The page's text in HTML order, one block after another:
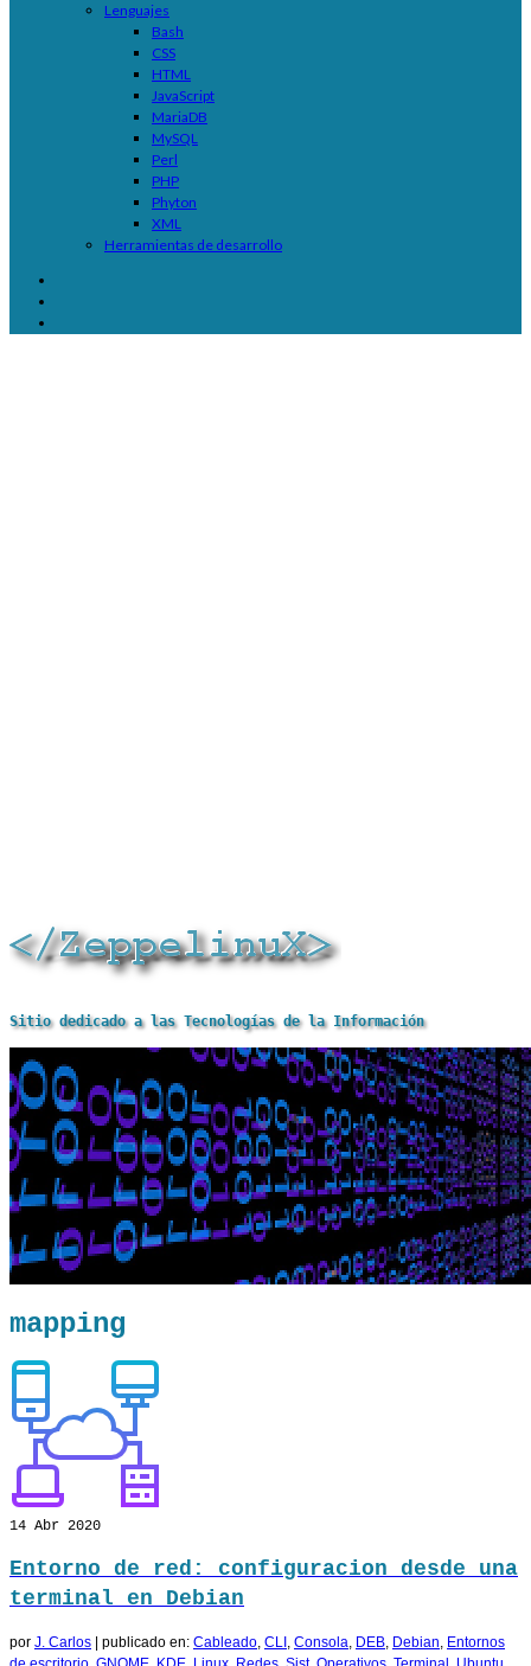
Lenguajes
Bash
CSS
HTML
JavaScript
MariaDB
MySQL
Perl
PHP
Phyton
XML
Herramientas de desarrollo
Sitio dedicado a las Tecnologías de la Información
mapping
14 Abr 2020
Entorno de red: configuracion desde una
terminal en Debian
por J. Carlos publicado en: Cableado, CLI , Consola, DEB, Debian, Entornos